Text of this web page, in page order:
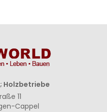
Holzbetriebe
11
Cappel